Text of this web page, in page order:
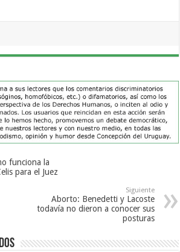
funciona la
para el Juez
Siguiente
Aborto: Benedetti y Lacoste
todavía no dieron a conocer sus
posturas